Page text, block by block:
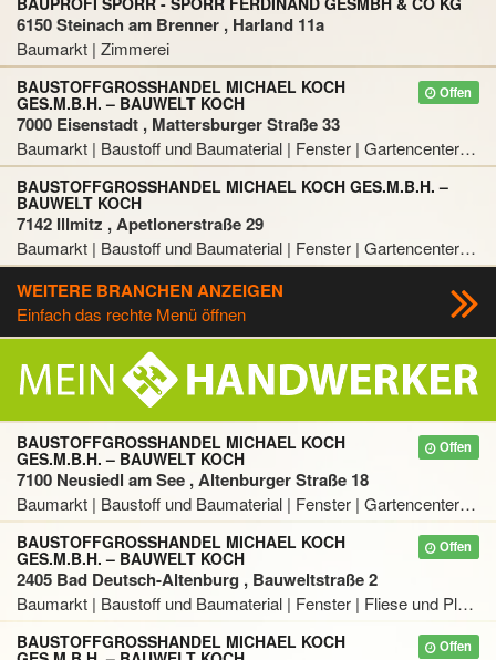
6150 Steinach am Brenner , Harland 11a
Baumarkt | Zimmerei
Offen
BAUSTOFFGROSSHANDEL MICHAEL KOCH G
ES.M.B.H. – BAUWELT KOCH
7000 Eisenstadt , Mattersburger Straße 33
Baumarkt | Baustoff und Baumaterial | Fenster | Gartencenter | Tür
BAUSTOFFGROSSHANDEL MICHAEL KOCH GES.M.B.H. – B
AUWELT KOCH
7142 Illmitz , Apetlonerstraße 29
Baumarkt | Baustoff und Baumaterial | Fenster | Gartencenter | Tür
WEITERE BRANCHEN ANZEIGEN
Einfach das rechte Menü öffnen
Offen
BAUSTOFFGROSSHANDEL MICHAEL KOCH G
ES.M.B.H. – BAUWELT KOCH
7100 Neusiedl am See , Altenburger Straße 18
Baumarkt | Baustoff und Baumaterial | Fenster | Gartencenter | Tür
Offen
BAUSTOFFGROSSHANDEL MICHAEL KOCH G
ES.M.B.H. – BAUWELT KOCH
2405 Bad Deutsch-Altenburg , Bauweltstraße 2
Baumarkt | Baustoff und Baumaterial | Fenster | Fliese und Platte | Gartencenter | Tür
Offen
BAUSTOFFGROSSHANDEL MICHAEL KOCH G